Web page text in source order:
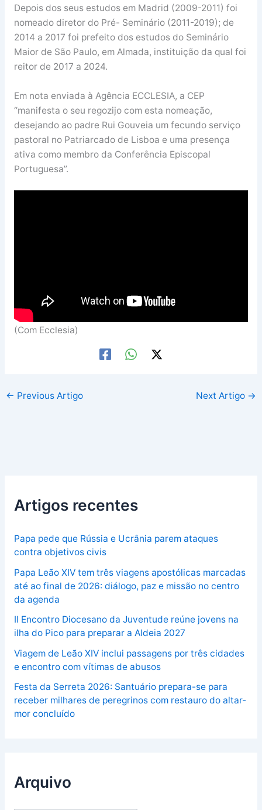
Depois dos seus estudos em Madrid (2009-2011) foi
nomeado diretor do Pré- Seminário (2011-2019); de
2014 a 2017 foi prefeito dos estudos do Seminário
Maior de São Paulo, em Almada, instituição da qual foi
reitor de 2017 a 2024.
Em nota enviada à Agência ECCLESIA, a CEP
“manifesta o seu regozijo com esta nomeação,
desejando ao padre Rui Gouveia um fecundo serviço
pastoral no Patriarcado de Lisboa e uma presença
ativa como membro da Conferência Episcopal
Portuguesa”.
(Com Ecclesia)
← Previous Artigo Next Artigo →
Artigos recentes
Papa pede que Rússia e Ucrânia parem ataques
contra objetivos civis
Papa Leão XIV tem três viagens apostólicas marcadas
até ao final de 2026: diálogo, paz e missão no centro
da agenda
II Encontro Diocesano da Juventude reúne jovens na
ilha do Pico para preparar a Aldeia 2027
Viagem de Leão XIV inclui passagens por três cidades
e encontro com vítimas de abusos
Festa da Serreta 2026: Santuário prepara-se para
receber milhares de peregrinos com restauro do altar-
mor concluído
Arquivo